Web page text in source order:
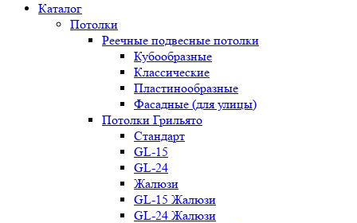
Каталог
Потолки
Реечные подвесные потолки
Кубообразные
Классические
Пластинообразные
Фасадные (для улицы)
Потолки Грильято
Стандарт
GL-15
GL-24
Жалюзи
GL-15 Жалюзи
GL-24 Жалюзи